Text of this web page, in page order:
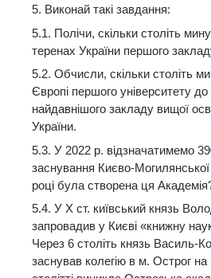
5. Виконай такі завдання:
5.1. Полічи, скільки століть
теренах України першого
5.2. Обчисли, скільки століть
Європі першого університету
найдавнішого закладу вищої
України.
5.3. У 2022 р. відзначатимемо
заснування Києво-
році була створена ця
5.4. У X ст. київський князь
запровадив у Києві «книжну
Через 6 століть князь Василь-
заснував колегію в м. Острог